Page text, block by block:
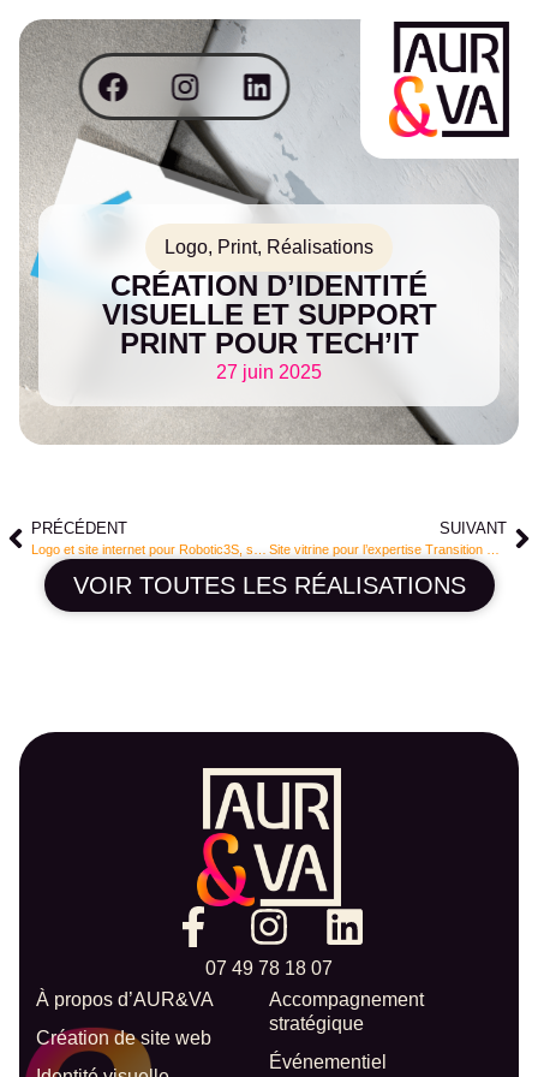
Logo, Print, Réalisations
CRÉATION D’IDENTITÉ
VISUELLE ET SUPPORT
PRINT POUR TECH’IT
27 juin 2025
PRÉCÉDENT SUIVANT
VOIR TOUTES LES RÉALISATIONS
07 49 78 18 07
À propos d’AUR&VA
Création de site web
Accompagnement
stratégique
Événementiel